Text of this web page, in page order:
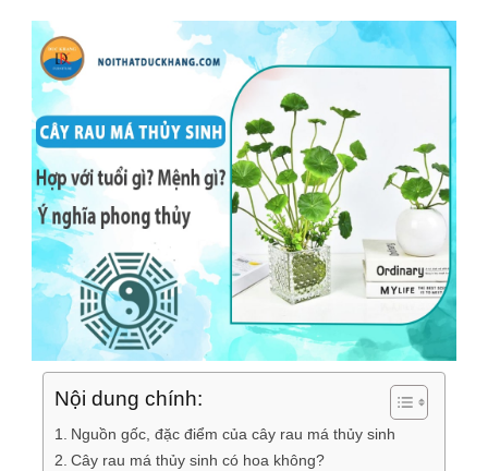
Nội dung chính:
Nguồn gốc, đặc điểm của cây rau má thủy sinh
Cây rau má thủy sinh có hoa không?